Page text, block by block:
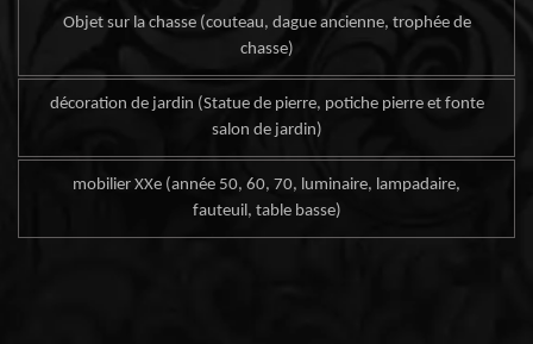
Objet sur la chasse (couteau, dague ancienne, trophée de
chasse)
décoration de jardin (Statue de pierre, potiche pierre et fonte
salon de jardin)
mobilier XXe (année 50, 60, 70, luminaire, lampadaire,
fauteuil, table basse)